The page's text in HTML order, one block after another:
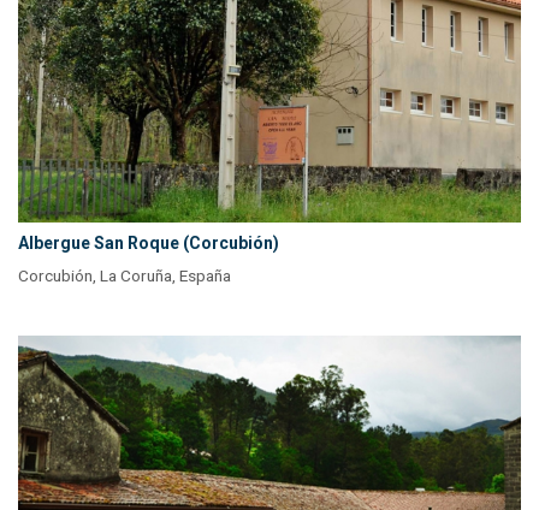
Albergue San Roque (Corcubión)
Corcubión, La Coruña, España